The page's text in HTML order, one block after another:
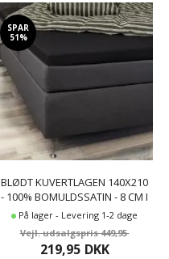
SPAR
51%
BLØDT KUVERTLAGEN 140X210
- 100% BOMULDSSATIN - 8 CM I
HØJDEN - SORT LAGEN TIL
TOPMADRAS - BY NIGHT SATIN
LAGEN
På lager - Levering 1-2 dage
449,95
219,95 DKK